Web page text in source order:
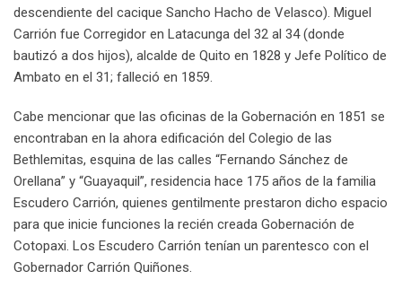
descendiente del cacique Sancho Hacho de Velasco). Miguel
Carrión fue Corregidor en Latacunga del 32 al 34 (donde
bautizó a dos hijos), alcalde de Quito en 1828 y Jefe Político de
Ambato en el 31; falleció en 1859.
Cabe mencionar que las oficinas de la Gobernación en 1851 se
encontraban en la ahora edificación del Colegio de las
Bethlemitas, esquina de las calles “Fernando Sánchez de
Orellana” y “Guayaquil”, residencia hace 175 años de la familia
Escudero Carrión, quienes gentilmente prestaron dicho espacio
para que inicie funciones la recién creada Gobernación de
Cotopaxi. Los Escudero Carrión tenían un parentesco con el
Gobernador Carrión Quiñones.